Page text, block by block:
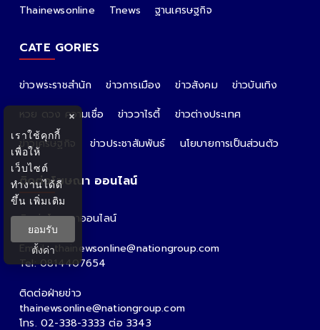
Thainewsonline
Tnews ฐานเศรษฐกิจ
CATE GORIES
ข่าวพระราชสำนัก ข่าวการเมือง ข่าวสังคม
ข่าวบันเทิง
หวย ดวง ความเชื่อ
ข่าววาไรตี้
ข่าวต่างประเทศ
ข่าวเศรษฐกิจ
ข่าวประชาสัมพันธ์ นโยบายการเป็นส่วนตัว
ติดต่อโฆษณา ออนไลน์
ติดต่อโฆษณาออนไลน์
คุณอ้อ
Email : thainewsonline@nationgroup.com
Tel: 0814407654
ติดต่อฝ่ายข่าว
thainewsonline@nationgroup.com
โทร. 02-338-3333 ต่อ 3343
×
เราใช้คุกกี้
เพื่อให้
เว็บไซต์
ทำงานได้ดี
ขึ้น เพิ่มเติม
ยอมรับ
ตั้งค่า